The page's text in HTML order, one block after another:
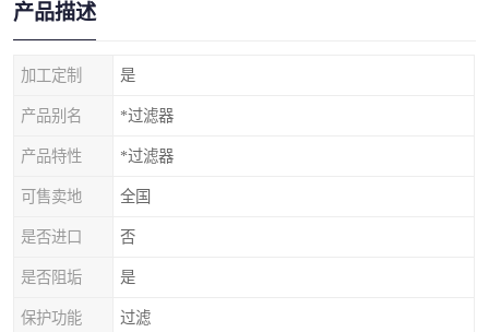
产品描述
加工定制 是
产品别名 *过滤器
产品特性 *过滤器
可售卖地 全国
是否进口 否
是否阻垢 是
保护功能 过滤